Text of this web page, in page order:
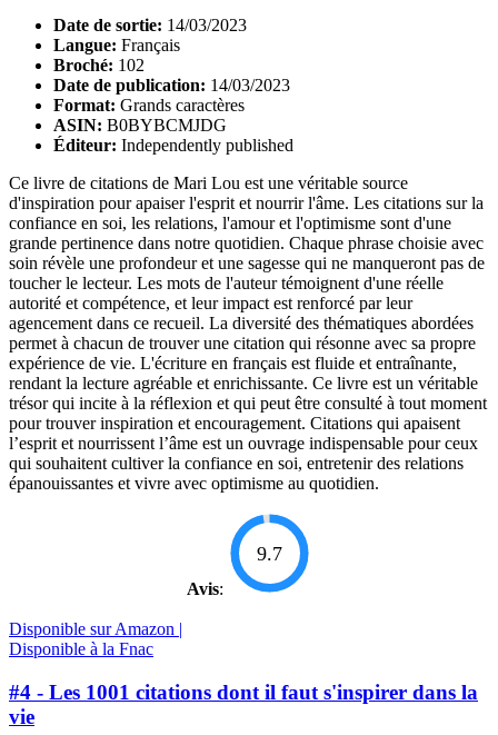
Date de sortie: 14/03/2023
Langue: Français
Broché: 102
Date de publication: 14/03/2023
Format: Grands caractères
ASIN: B0BYBCMJDG
Éditeur: Independently published
Ce livre de citations de Mari Lou est une véritable source
d'inspiration pour apaiser l'esprit et nourrir l'âme. Les citations sur la
confiance en soi, les relations, l'amour et l'optimisme sont d'une
grande pertinence dans notre quotidien. Chaque phrase choisie avec
soin révèle une profondeur et une sagesse qui ne manqueront pas de
toucher le lecteur. Les mots de l'auteur témoignent d'une réelle
autorité et compétence, et leur impact est renforcé par leur
agencement dans ce recueil. La diversité des thématiques abordées
permet à chacun de trouver une citation qui résonne avec sa propre
expérience de vie. L'écriture en français est fluide et entraînante,
rendant la lecture agréable et enrichissante. Ce livre est un véritable
trésor qui incite à la réflexion et qui peut être consulté à tout moment
pour trouver inspiration et encouragement. Citations qui apaisent
l’esprit et nourrissent l’âme est un ouvrage indispensable pour ceux
qui souhaitent cultiver la confiance en soi, entretenir des relations
épanouissantes et vivre avec optimisme au quotidien.
Avis:
9.7
Disponible sur Amazon |
Disponible à la Fnac
#4 - Les 1001 citations dont il faut s'inspirer dans la
vie